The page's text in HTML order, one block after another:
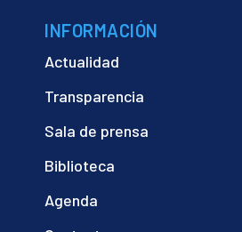
INFORMACIÓN
Actualidad
Transparencia
Sala de prensa
Biblioteca
Agenda